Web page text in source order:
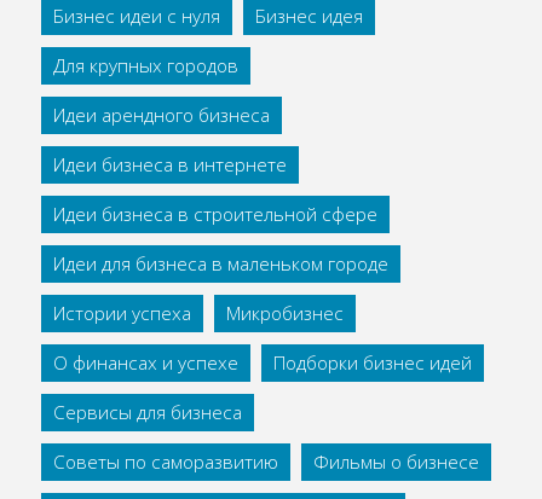
Бизнес идеи с нуля
Бизнес идея
Для крупных городов
Идеи арендного бизнеса
Идеи бизнеса в интернете
Идеи бизнеса в строительной сфере
Идеи для бизнеса в маленьком городе
Истории успеха
Микробизнес
О финансах и успехе
Подборки бизнес идей
Сервисы для бизнеса
Советы по саморазвитию
Фильмы о бизнесе